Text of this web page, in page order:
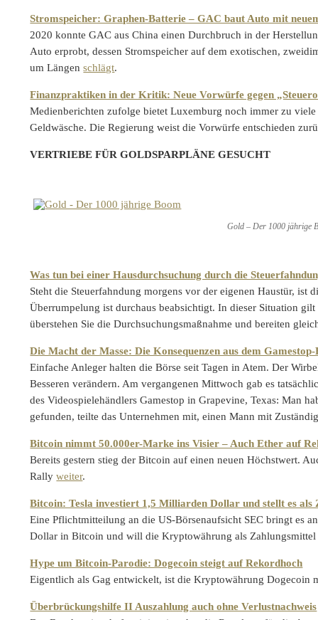
Stromspeicher: Graphen-Batterie – GAC baut Auto mit
2020 konnte GAC aus China einen Durchbruch in der
Auto erprobt, dessen Stromspeicher auf dem exotischen,
um Längenschlägt.
Finanzpraktiken in der Kritik: Neue Vorwürfe gegen
Medienberichten zufolge bietet Luxemburg noch immer zu
Geldwäsche. Die Regierung weist die Vorwürfe entschieden
VERTRIEBE FÜR GOLDSPARPLÄNE GESUCHT
Gold – Der 1000 jährige
Was tun bei einer Hausdurchsuchung durch die
Steht die Steuerfahndung morgens vor der eigenen Haustür, ist
Überrumpelung ist durchaus beabsichtigt. In dieser Situation
überstehen Sie die Durchsuchungsmaßnahme und bereiten
Die Macht der Masse: Die Konsequenzen aus dem
Einfache Anleger halten die Börse seit Tagen in Atem. Der
Besseren verändern. Am vergangenen Mittwoch gab es
des Videospielehändlers Gamestop in Grapevine, Texas: Man
gefunden, teilte das Unternehmen mit, einen Mann mit
Bitcoin nimmt 50.000er-Marke ins Visier – Auch Ether auf
Bereits gestern stieg der Bitcoin auf einen neuen Höchstwert.
Rallyweiter.
Bitcoin: Tesla investiert 1,5 Milliarden Dollar und stellt es als
Eine Pflichtmitteilung an die US-Börsenaufsicht SEC bringt es
Dollar in Bitcoin und will die Kryptowährung als
Hype um Bitcoin-Parodie: Dogecoin steigt auf Rekordhoch
Eigentlich als Gag entwickelt, ist die Kryptowährung
Überbrückungshilfe II Auszahlung auch ohne Verlustnachweis